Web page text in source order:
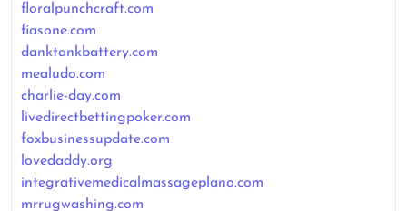
floralpunchcraft.com
fiasone.com
danktankbattery.com
mealudo.com
charlie-day.com
livedirectbettingpoker.com
foxbusinessupdate.com
lovedaddy.org
integrativemedicalmassageplano.com
mrrugwashing.com